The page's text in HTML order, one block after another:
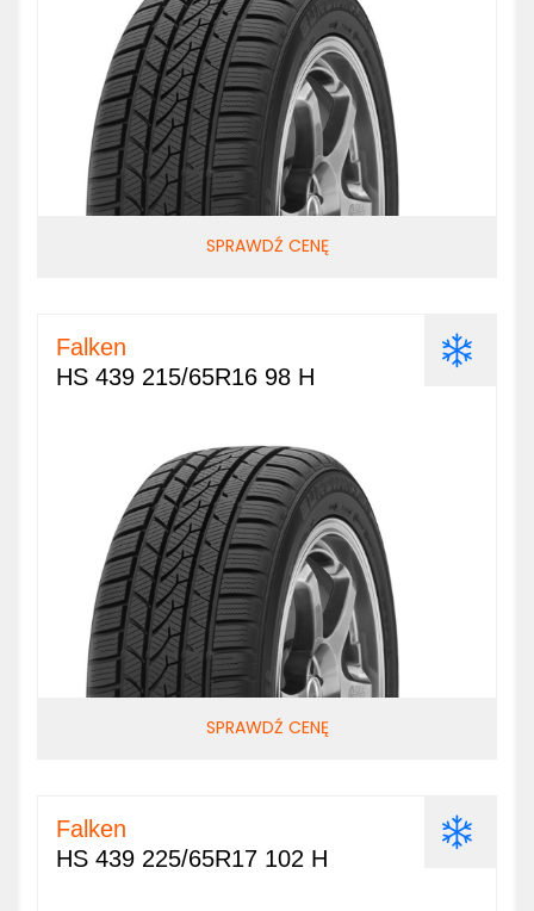
SPRAWDŹ CENĘ
Falken
HS 439 215/65R16 98 H
SPRAWDŹ CENĘ
Falken
HS 439 225/65R17 102 H